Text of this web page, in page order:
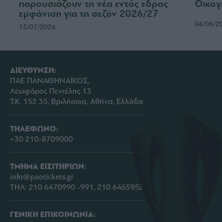
παρουσιάζουν τη νέα εντός εδρας
εμφάνιση για τη σεζόν 2026/27
13/07/2026 04/06/
ΔΙΕΥΘΥΝΣΗ:
ΠΑΕ ΠΑΝΑΘΗΝΑΪΚΟΣ,
Λεωφόρος Πεντέλης 13
Τ.Κ. 152 35, Βριλήσσια, Αθήνα, Ελλάδα
ΤΗΛΕΦΩΝΟ:
+30 210-8709000
ΤΜΗΜΑ ΕΙΣΙΤΗΡΙΩΝ:
info@paotickets.gr
ΤΗΛ: 210 6470990 -991, 210 6465952
ΓΕΝΙΚΗ ΕΠΙΚΟΙΝΩΝΙΑ: